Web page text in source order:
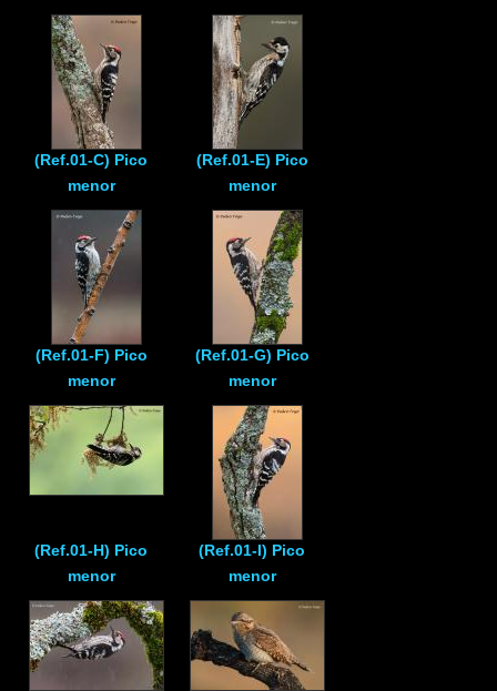
(Ref.01-C) Pico
menor
(Ref.01-E) Pico
menor
(Ref.01-F) Pico
menor
(Ref.01-G) Pico
menor
(Ref.01-H) Pico
menor
(Ref.01-I) Pico
menor